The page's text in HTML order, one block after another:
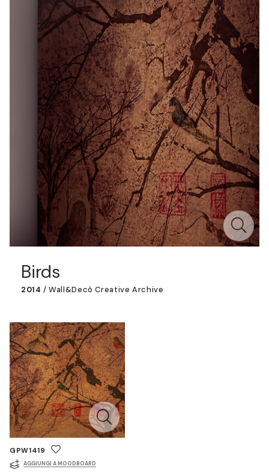
Birds
2014 / Wall&decò Creative Archive
GPW1419
AGGIUNGI A MOODBOARD